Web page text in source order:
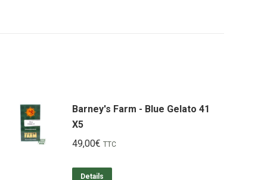
Barney's Farm - Blue Gelato 41
X5
49,00€ TTC
Details